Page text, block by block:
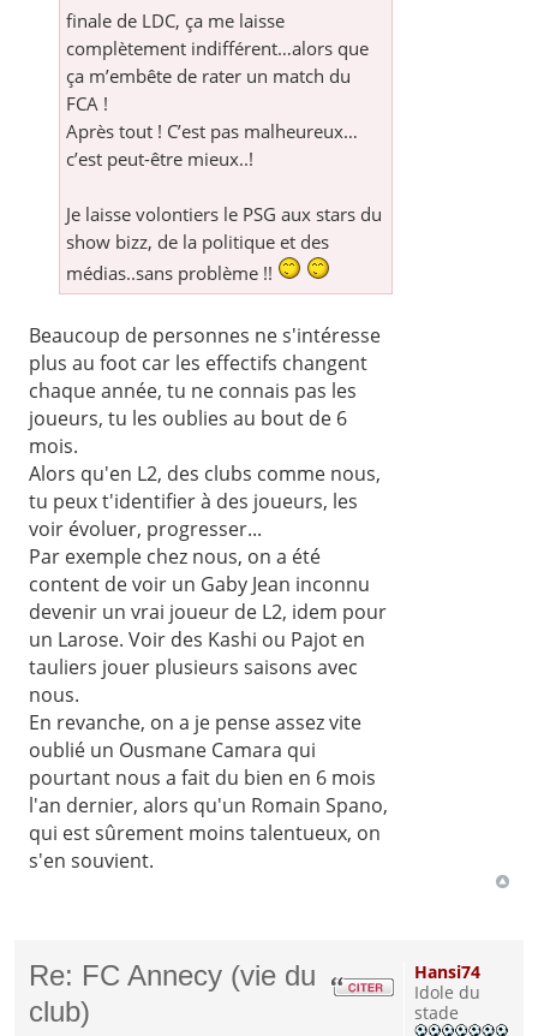
finale de LDC, ça me laisse
complètement indifférent…alors que
ça m’embête de rater un match du
FCA !
Après tout ! C’est pas malheureux…
c’est peut-être mieux..!
Je laisse volontiers le PSG aux stars du
show bizz, de la politique et des
médias..sans problème !!
Beaucoup de personnes ne s'intéresse
plus au foot car les effectifs changent
chaque année, tu ne connais pas les
joueurs, tu les oublies au bout de 6
mois.
Alors qu'en L2, des clubs comme nous,
tu peux t'identifier à des joueurs, les
voir évoluer, progresser...
Par exemple chez nous, on a été
content de voir un Gaby Jean inconnu
devenir un vrai joueur de L2, idem pour
un Larose. Voir des Kashi ou Pajot en
tauliers jouer plusieurs saisons avec
nous.
En revanche, on a je pense assez vite
oublié un Ousmane Camara qui
pourtant nous a fait du bien en 6 mois
l'an dernier, alors qu'un Romain Spano,
qui est sûrement moins talentueux, on
s'en souvient.
Re: FC Annecy (vie du
club)
Hansi74
Idole du
stade